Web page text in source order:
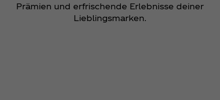
Prämien und erfrischende Erlebnisse deiner
Lieblingsmarken.